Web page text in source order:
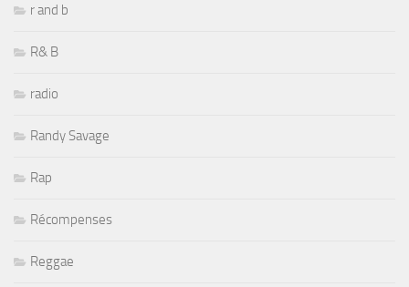
r and b
R& B
radio
Randy Savage
Rap
Récompenses
Reggae